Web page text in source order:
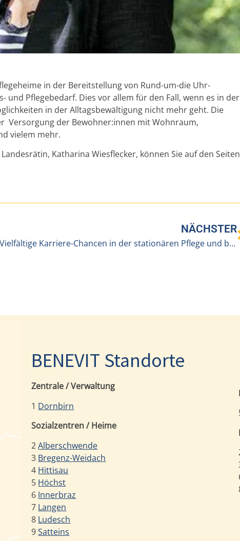
in der Bereitstellung von Rund-um-die Uhr-
Pflegebedarf. Dies vor allem für den Fall, wenn es in der
in der Alltagsbewältigung nicht mehr geht. Die
Versorgung der Bewohner:innen mit Wohnraum,
vielem mehr.
Katharina Wiesflecker, können Sie auf den Seiten
NÄCHSTER
Vielfältige Karriere-Chancen in der stationären Pflege und bei BENEVIT
BENEVIT Standorte
Zentrale / Verwaltung
1 Dornbirn
Sozialzentren / Heime
2Alberschwende
3 Bregenz-Weidach
4 Hittisau
5 Höchst
6 Innerbraz
7 Langen
8 Ludesch
9Satteins